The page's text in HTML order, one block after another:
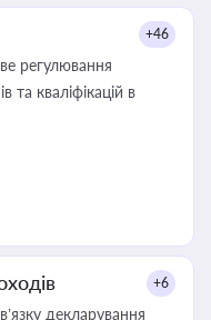
+46
регулювання
та кваліфікацій в
+6
декларування